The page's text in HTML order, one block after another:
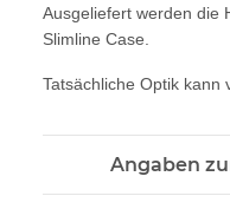
Ausgeliefert werden die
Slimline Case.
Tatsächliche Optik kann
Angaben